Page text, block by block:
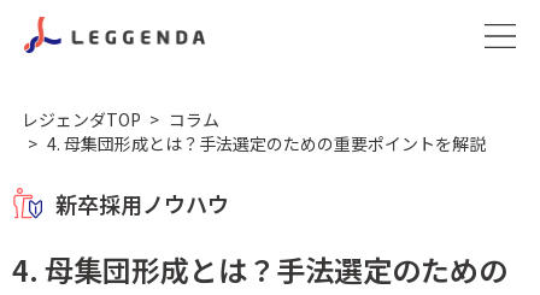
レジェンダTOP
コラム
4. 母集団形成とは？手法選定のための重要ポイントを解説
新卒採用ノウハウ
4. 母集団形成とは？手法選定のための